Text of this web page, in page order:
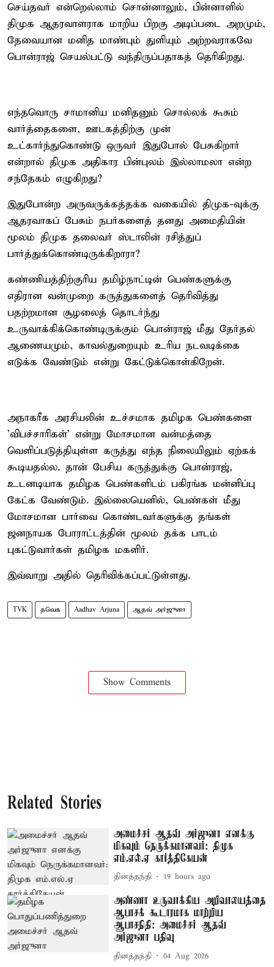
செய்தவர் என்றெல்லாம் சொன்னாலும், பின்னாளில்
திமுக ஆதரவாளராக மாறிய பிறகு அடிப்படை அறமும்,
தேவையான மனித மாண்பும் துளியும் அற்றவராகவே
பொன்ராஜ் செயல்பட்டு வந்திருப்பதாகத் தெரிகிறது.
எந்தவொரு சாமானிய மனிதனும் சொல்லக் கூசும்
வார்த்தைகளை, ஊடகத்திற்கு முன்
உட்கார்ந்துகொண்டு ஒருவர் இதுபோல் பேசுகிறார்
என்றால் திமுக அதிகார பின்புலம் இல்லாமலா என்ற
சந்தேகம் எழுகிறது?
இதுபோன்ற அருவருக்கத்தக்க வகையில் திமுக-வுக்கு
ஆதரவாகப் பேசும் நபர்களைத் தனது அமைதியின்
மூலம் திமுக தலைவர் ஸ்டாலின் ரசித்துப்
பார்த்துக்கொண்டிருக்கிறாரா?
கண்ணியத்திற்குரிய தமிழ்நாட்டின் பெண்களுக்கு
எதிரான வன்முறை கருத்துகளைத் தெரிவித்து
பதற்றமான சூழலைத் தொடர்ந்து
உருவாக்கிக்கொண்டிருக்கும் பொன்ராஜ் மீது தேர்தல்
ஆணையமும், காவல்துறையும் உரிய நடவடிக்கை
எடுக்க வேண்டும் என்று கேட்டுக்கொள்கிறேன்.
அநாகரீக அரசியலின் உச்சமாக தமிழக பெண்களை
'விபச்சாரிகள்' என்று மோசமான வன்மத்தை
வெளிப்படுத்தியுள்ள கருத்து எந்த நிலையிலும் ஏற்கக்
கூடியதல்ல. தான் பேசிய கருத்துக்கு பொன்ராஜ்,
உடனடியாக தமிழக பெண்களிடம் பகிரங்க மன்னிப்பு
கேட்க வேண்டும். இல்லையெனில், பெண்கள் மீது
மோசமான பார்வை கொண்டவர்களுக்கு தங்கள்
ஜனநாயக போராட்டத்தின் மூலம் தக்க பாடம்
புகட்டுவார்கள் தமிழக மகளிர்.
இவ்வாறு அதில் தெரிவிக்கப்பட்டுள்ளது.
TVK தவெக Aadhav Arjuna ஆதவ் அர்ஜுனா
Show Comments
Related Stories
அமைச்சர் ஆதவ் அர்ஜுனா எனக்கு
மிகவும் நெருக்கமானவர்: திமுக
எம்.எல்.ஏ கார்த்திகேயன்
தினத்தந்தி 19 hours ago
அண்ணா உருவாக்கிய அறிவாலயத்தை
ஆபாசக் கூடாரமாக மாற்றிய
ஆபாசநிதி: அமைச்சர் ஆதவ்
அர்ஜுனா பதிவு
தினத்தந்தி 04 Aug 2026